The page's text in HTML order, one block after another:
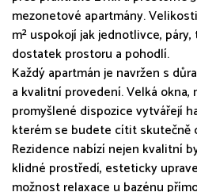
mezonetové apartmány.
m² uspokojí jak jednotlivce,
dostatek prostoru a pohodlí.
Každý apartmán je navržen s
a kvalitní provedení. Velká okna,
promyšlené dispozice vytvářejí
kterém se budete cítit skutečně
Rezidence nabízí nejen kvalitní
klidné prostředí, esteticky
možnost relaxace u bazénu